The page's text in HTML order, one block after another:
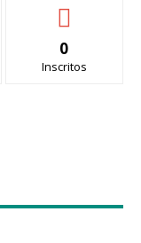
0
Inscritos